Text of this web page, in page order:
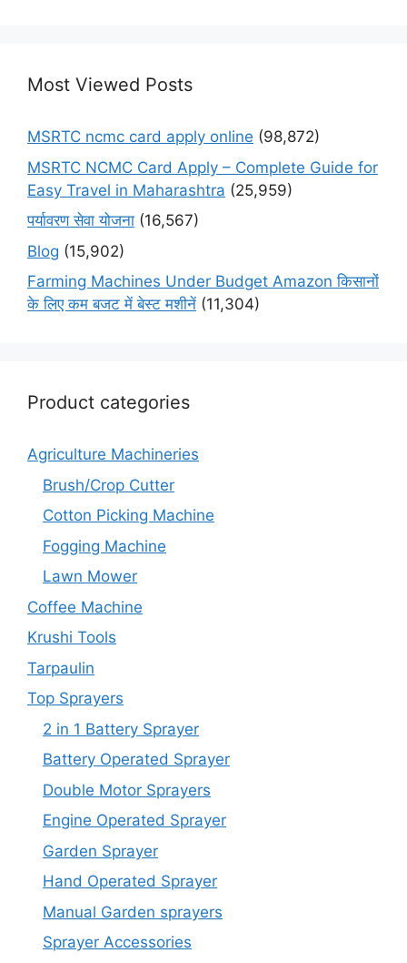
Most Viewed Posts
MSRTC ncmc card apply online (98,872)
MSRTC NCMC Card Apply – Complete Guide for
Easy Travel in Maharashtra (25,959)
पर्यावरण सेवा योजना (16,567)
Blog (15,902)
Farming Machines Under Budget Amazon किसानों
के लिए कम बजट में बेस्ट मशीनें (11,304)
Product categories
Agriculture Machineries
Brush/Crop Cutter
Cotton Picking Machine
Fogging Machine
Lawn Mower
Coffee Machine
Krushi Tools
Tarpaulin
Top Sprayers
2 in 1 Battery Sprayer
Battery Operated Sprayer
Double Motor Sprayers
Engine Operated Sprayer
Garden Sprayer
Hand Operated Sprayer
Manual Garden sprayers
Sprayer Accessories